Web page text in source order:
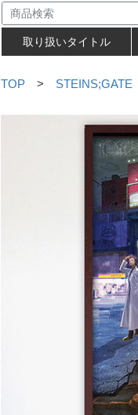
取り扱いタイトル
TOP > STEINS;GATE